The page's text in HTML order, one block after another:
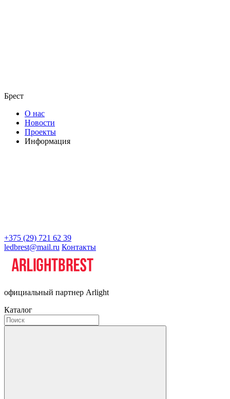
Брест
О нас
Новости
Проекты
Информация
+375 (29) 721 62 39
ledbrest@mail.ru Контакты
официальный партнер Arlight
Каталог